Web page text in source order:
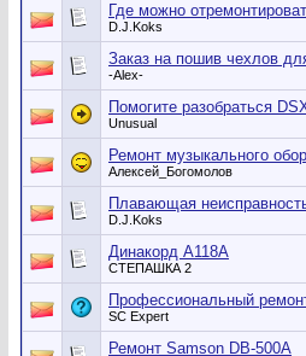
Где можно
D.J.Koks
Заказ на пошив чехлов
-Alex-
Помогите разобраться
Unusual
Ремонт музыкального
Алексей_Богомолов
Плавающая
D.J.Koks
Динакорд А118А
СТЕПАШКА 2
Профессиональный
SC Expert
Ремонт Samson DB-500A